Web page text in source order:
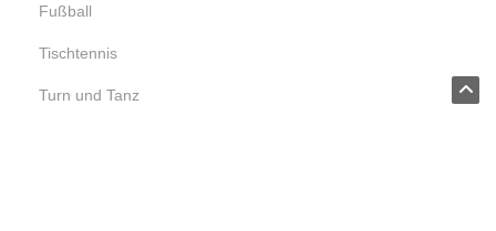
Fußball
Tischtennis
Turn und Tanz